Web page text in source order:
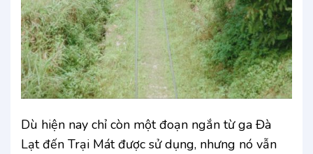
Dù hiện nay chỉ còn một đoạn ngắn từ ga Đà
Lạt đến Trại Mát được sử dụng, nhưng nó vẫn